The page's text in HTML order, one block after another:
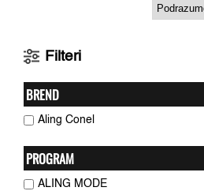
Filteri
BREND
Aling Conel
PROGRAM
ALING MODE